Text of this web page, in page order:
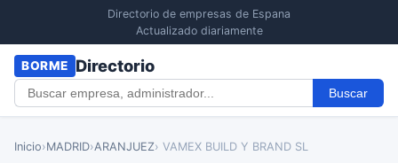
Directorio de empresas de Espana
Actualizado diariamente
BORME Directorio
Buscar
Inicio›MADRID›ARANJUEZ› VAMEX BUILD Y BRAND SL